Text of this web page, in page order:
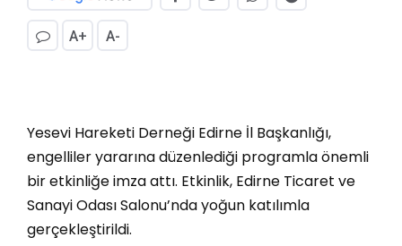
A+ A-
Yesevi Hareketi Derneği Edirne İl Başkanlığı,
engelliler yararına düzenlediği programla önemli
bir etkinliğe imza attı. Etkinlik, Edirne Ticaret ve
Sanayi Odası Salonu’nda yoğun katılımla
gerçekleştirildi.